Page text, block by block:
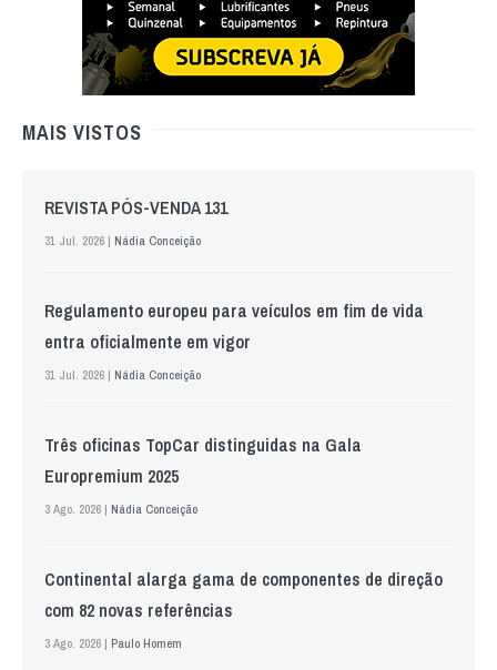
MAIS VISTOS
REVISTA PÓS-VENDA 131
31 Jul. 2026 | Nádia Conceição
Regulamento europeu para veículos em fim de vida
entra oficialmente em vigor
31 Jul. 2026 | Nádia Conceição
Três oficinas TopCar distinguidas na Gala
Europremium 2025
3 Ago. 2026 | Nádia Conceição
Continental alarga gama de componentes de direção
com 82 novas referências
3 Ago. 2026 | Paulo Homem